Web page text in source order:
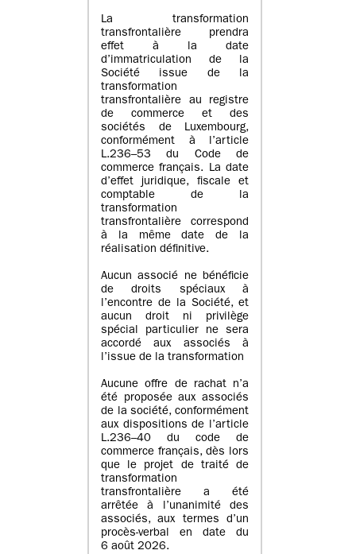
La transformation
transfrontalière prendra
effet à la date
d’immatriculation de la
Société issue de la
transformation
transfrontalière au registre
de commerce et des
sociétés de Luxembourg,
conformément à l’article
L.236–53 du Code de
commerce français. La date
d’effet juridique, fiscale et
comptable de la
transformation
transfrontalière correspond
à la même date de la
réalisation définitive.
Aucun associé ne bénéficie
de droits spéciaux à
l’encontre de la Société, et
aucun droit ni privilège
spécial particulier ne sera
accordé aux associés à
l’issue de la transformation
Aucune offre de rachat n’a
été proposée aux associés
de la société, conformément
aux dispositions de l’article
L.236–40 du code de
commerce français, dès lors
que le projet de traité de
transformation
transfrontalière a été
arrêtée à l’unanimité des
associés, aux termes d’un
procès-verbal en date du
6 août 2026.